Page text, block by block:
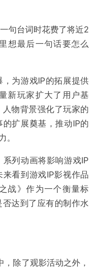
句台词时花费了将近2
想最后一句话要怎么
，为游戏IP的拓展提供
新玩家扩大了用户基
物背景强化了玩家的
扩展奠基，推动IP的
。
列动画将影响游戏IP
看到游戏IP影视作品
战》作为一个衡量标
达到了应有的制作水
除了观影活动之外，